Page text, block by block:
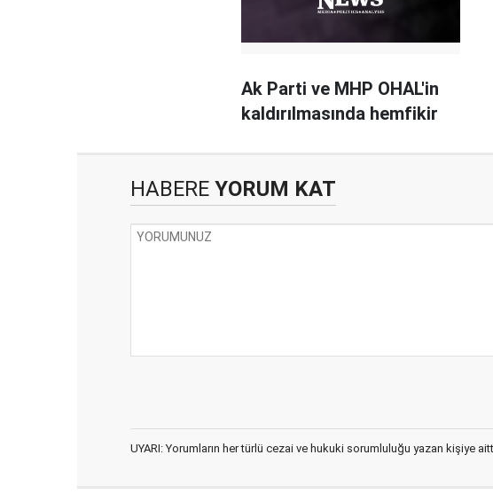
Ak Parti ve MHP OHAL'in
kaldırılmasında hemfikir
HABERE YORUM KAT
UYARI: Yorumların her türlü cezai ve hukuki sorumluluğu yazan kişiye